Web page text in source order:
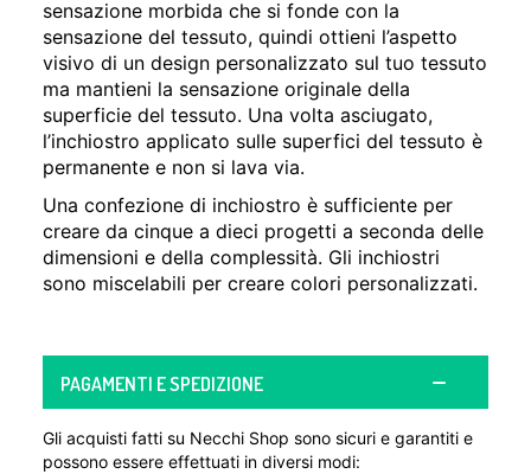
sensazione morbida che si fonde con la
sensazione del tessuto, quindi ottieni l’aspetto
visivo di un design personalizzato sul tuo tessuto
ma mantieni la sensazione originale della
superficie del tessuto. Una volta asciugato,
l’inchiostro applicato sulle superfici del tessuto è
permanente e non si lava via.
Una confezione di inchiostro è sufficiente per
creare da cinque a dieci progetti a seconda delle
dimensioni e della complessità. Gli inchiostri
sono miscelabili per creare colori personalizzati.
PAGAMENTI E SPEDIZIONE
Gli acquisti fatti su Necchi Shop sono sicuri e garantiti e
possono essere effettuati in diversi modi: